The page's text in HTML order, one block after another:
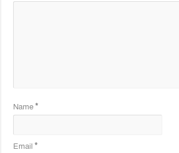
Name*
Email*